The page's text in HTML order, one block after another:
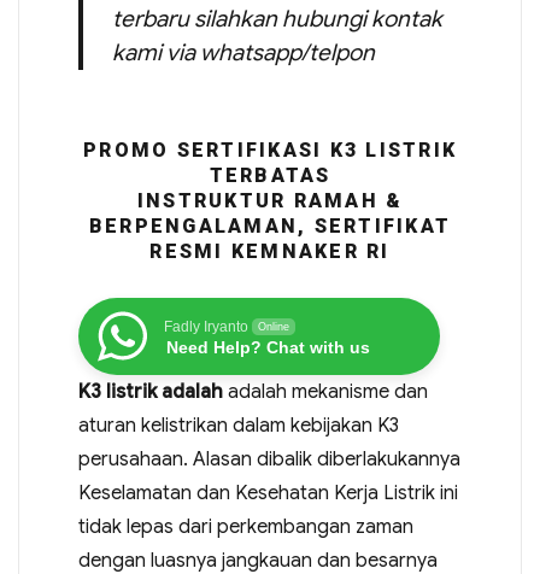
terbaru silahkan hubungi kontak
kami via whatsapp/telpon
PROMO SERTIFIKASI K3 LISTRIK
TERBATAS
INSTRUKTUR RAMAH &
BERPENGALAMAN, SERTIFIKAT
RESMI KEMNAKER RI
Fadly Iryanto Online
Need Help? Chat with us
K3 listrik adalahadalah mekanisme dan
aturan kelistrikan dalam kebijakan K3
perusahaan. Alasan dibalik diberlakukannya
Keselamatan dan Kesehatan Kerja Listrik ini
tidak lepas dari perkembangan zaman
dengan luasnya jangkauan dan besarnya